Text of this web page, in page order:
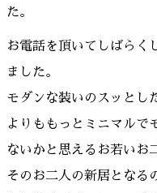
た。
お電話を頂いてしばらく
ました。
モダンな装いのスッとし
よりももっとミニマルで
ないかと思えるお若いお
そのお二人の新居となる